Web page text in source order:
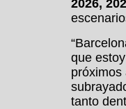
2026,
que
próximos
tanto